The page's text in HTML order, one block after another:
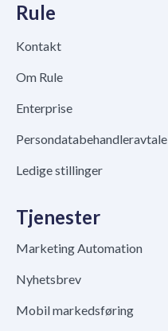
Rule
Kontakt
Om Rule
Enterprise
Persondatabehandleravtale
Ledige stillinger
Tjenester
Marketing Automation
Nyhetsbrev
Mobil markedsføring